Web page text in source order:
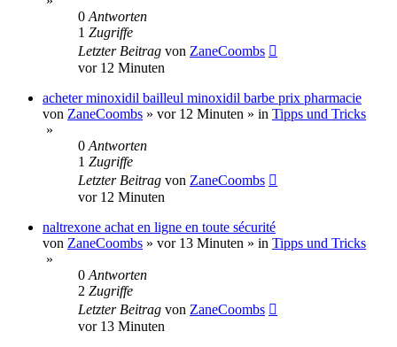
0 Antworten
1 Zugriffe
Letzter Beitrag von ZaneCoombs
vor 12 Minuten
acheter minoxidil bailleul minoxidil barbe prix pharmacie
von ZaneCoombs » vor 12 Minuten » in Tipps und Tricks
»
0 Antworten
1 Zugriffe
Letzter Beitrag von ZaneCoombs
vor 12 Minuten
naltrexone achat en ligne en toute sécurité
von ZaneCoombs » vor 13 Minuten » in Tipps und Tricks
»
0 Antworten
2 Zugriffe
Letzter Beitrag von ZaneCoombs
vor 13 Minuten